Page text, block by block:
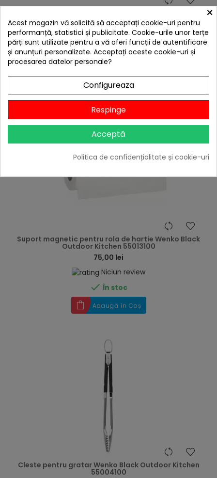
55058100
40,00 lei
Niciun review
În stoc
Suport magnetic pentru rola de hartie Wenko Black
Outdoor Kitchen 55013100
75,00 lei
Niciun review
 În stoc
Adaugă în Coș
Cleste pentru gratar Wenko Black Outdoor Kitchen
55004100
×
Acest magazin vă solicită să acceptați cookie-uri pentru
performanță, statistici și publicitate. Cookie-urile unor terțe
părți sunt utilizate pentru a vă oferi funcții de autentificare
și anunțuri personalizate. Acceptați aceste cookie-uri și
procesarea datelor personale?
Configureaza
Respinge
Acceptă
Politica de confidențialitate și cookie-uri